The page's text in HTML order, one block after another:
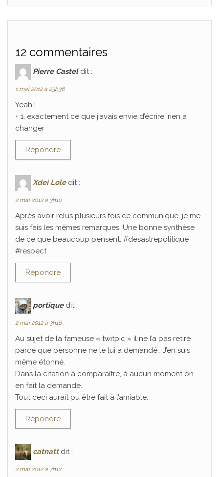
12 commentaires
Pierre Castel dit :
1 mai 2012 à 23h36
Yeah !
+ 1, exactement ce que j’avais envie d’écrire, rien a
changer
Répondre
Xdei Lole dit :
2 mai 2012 à 3h10
Après avoir relus plusieurs fois ce communique, je me
suis fais les mêmes remarques. Une bonne synthèse
de ce que beaucoup pensent. #desastrepolitique
#respect
Répondre
portique dit :
2 mai 2012 à 3h16
Au sujet de la fameuse « twitpic » il ne l’a pas retiré
parce que personne ne le lui a demandé… J’en suis
même étonné.
Dans la citation à comparaître, à aucun moment on
en fait la demande.
Tout ceci aurait pu être fait à l’amiable.
Répondre
catnatt dit :
2 mai 2012 à 7h12